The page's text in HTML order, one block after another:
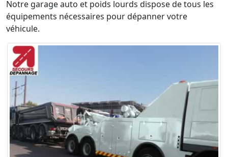
Notre garage auto et poids lourds dispose de tous les
équipements nécessaires pour dépanner votre
véhicule.